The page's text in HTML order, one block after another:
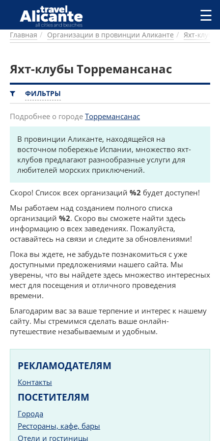
Перейти к основному содержанию
ГОРОДА
ПИТАНИЕ
ПРОЖИВАНИЕ
ПЛЯЖИ
ДОСТОПРИМЕЧАТЕЛЬНОСТИ
КЕМПИНГ
КОМАРКИ (РАЙОНЫ)
РЕЦЕПТЫ
ПРЕДЛОЖЕНИЯ
СТАТЬИ
УСЛУГИ
☰
Главная Организации в провинции Аликанте Яхт-клубы
Яхт-клубы Торремансанас
ФИЛЬТРЫ
Подробнее о городе Торремансанас
В провинции Аликанте, находящейся на
восточном побережье Испании, множество яхт-
клубов предлагают разнообразные услуги для
любителей морских приключений.
Скоро! Список всех организаций %2 будет доступен!
Мы работаем над созданием полного списка
организаций %2. Скоро вы сможете найти здесь
информацию о всех заведениях. Пожалуйста,
оставайтесь на связи и следите за обновлениями!
Пока вы ждете, не забудьте познакомиться с уже
доступными предложениями нашего сайта. Мы
уверены, что вы найдете здесь множество интересных
мест для посещения и отличного проведения
времени.
Благодарим вас за ваше терпение и интерес к нашему
сайту. Мы стремимся сделать ваше онлайн-
путешествие незабываемым и удобным.
РЕКЛАМОДАТЕЛЯМ
Контакты
ПОСЕТИТЕЛЯМ
Города
Рестораны, кафе, бары
Отели и гостиницы